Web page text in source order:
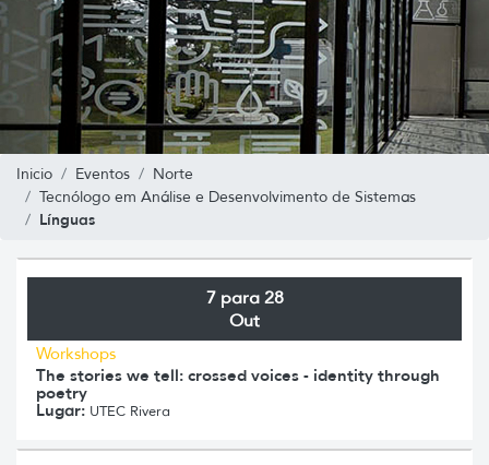
Inicio Eventos
Norte
Tecnólogo em Análise e Desenvolvimento de Sistemas
Línguas
7 para 28
Out
Workshops
The stories we tell: crossed voices - identity through
poetry
Lugar: UTEC Rivera